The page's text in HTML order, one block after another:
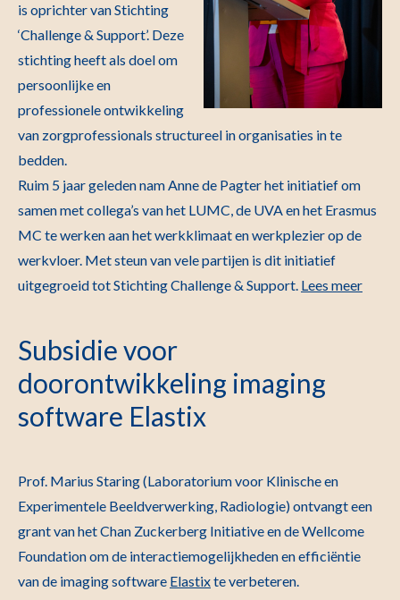
is oprichter van Stichting
‘Challenge & Support’. Deze
stichting heeft als doel om
persoonlijke en
professionele ontwikkeling
van zorgprofessionals structureel in organisaties in te
bedden.
Ruim 5 jaar geleden nam Anne de Pagter het initiatief om
samen met collega’s van het LUMC, de UVA en het Erasmus
MC te werken aan het werkklimaat en werkplezier op de
werkvloer. Met steun van vele partijen is dit initiatief
uitgegroeid tot Stichting Challenge & Support. Lees meer
Subsidie voor
doorontwikkeling imaging
software Elastix
Prof. Marius Staring (Laboratorium voor Klinische en
Experimentele Beeldverwerking, Radiologie) ontvangt een
grant van het Chan Zuckerberg Initiative en de Wellcome
Foundation om de interactiemogelijkheden en efficiëntie
van de imaging software Elastixte verbeteren.